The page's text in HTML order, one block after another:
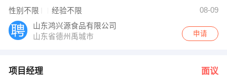
性别不限 经验不限
08-09
山东鸿兴源食品有限公司
山东省德州禹城市
申请
项目经理 面议